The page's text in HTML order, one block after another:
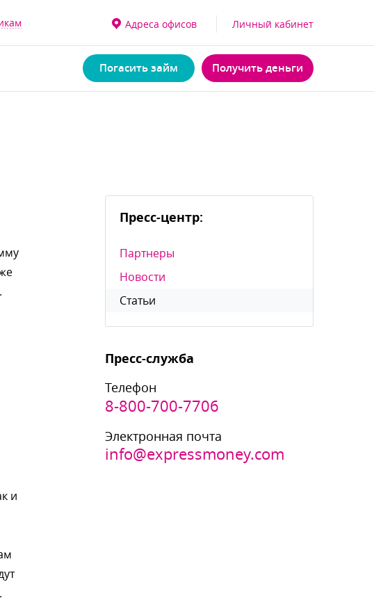
Адреса офисо Личный кабинет
Получить деньги
Погасить займ
и
Пресс-центр:
Партнеры
Новости
Статьи
Пресс-служба
Телефон
8-800-700-7706
Электронная почта
info@expressmoney.com